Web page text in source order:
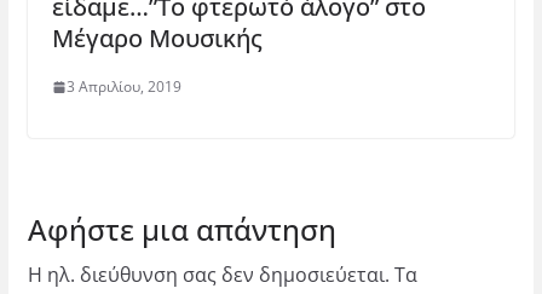
είδαμε…”Το φτερωτό άλογο” στο
Μέγαρο Μουσικής
3 Απριλίου, 2019
Αφήστε μια απάντηση
Η ηλ. διεύθυνση σας δεν δημοσιεύεται. Τα